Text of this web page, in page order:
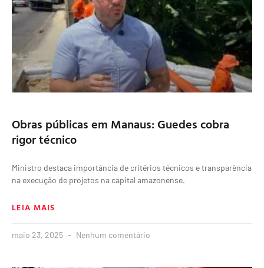
Obras públicas em Manaus: Guedes cobra
rigor técnico
Ministro destaca importância de critérios técnicos e transparência
na execução de projetos na capital amazonense.
LEIA MAIS
maio 23, 2025 Nenhum comentário